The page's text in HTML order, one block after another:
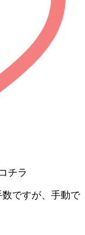
チラ
数ですが、手動で